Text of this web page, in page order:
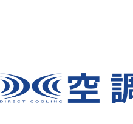
製品ジャンル